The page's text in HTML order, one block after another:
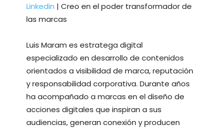
Linkedin | Creo en el poder transformador de
las marcas
Luis Maram es estratega digital
especializado en desarrollo de contenidos
orientados a visibilidad de marca, reputación
y responsabilidad corporativa. Durante años
ha acompañado a marcas en el diseño de
acciones digitales que inspiran a sus
audiencias, generan conexión y producen